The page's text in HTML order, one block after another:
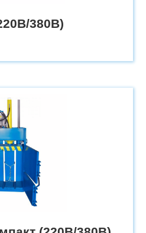
380В)